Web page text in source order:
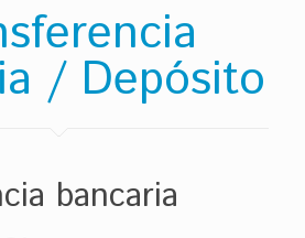
/ Depósito
bancaria